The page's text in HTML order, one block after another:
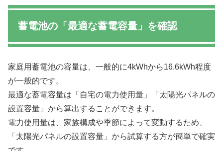
蓄電池の「最適な蓄電容量」を確認
家庭用蓄電池の容量は、一般的に4kWhから16.6kWh程度
が一般的です。
最適な蓄電容量は「自宅の電力使用量」「太陽光パネルの
設置容量」から算出することができます。
電力使用量は、家族構成や季節によって変動するため、
「太陽光パネルの設置容量」から試算する方が簡単で確実